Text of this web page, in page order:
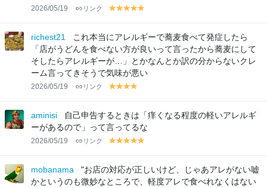
2026/05/19 リンク
y
lo
w
y
lo
w
y
lo
w
y
lo
w
lo
w
richest21
これ本当にアレルギーで蕎麦食べて発症したら
「店がうどんを食べない方が良いって言ったから蕎麦にして
そしたらアレルギーが…」とかなんとか訳の分からないクレ
ーム言ってきそうで気味が悪い
2026/05/19 リンク
y
lo
w
y
lo
y
lo
w
lo
w
aminisi
自己申告するときは「痒くなる程度の軽いアレルギ
ーがあるので」って言ってるな
2026/05/19 リンク
y
lo
w
y
lo
w
y
lo
w
y
lo
w
lo
w
mobanama
"お店の対応が正しいけど、じゃあアレがない嘘
かというのも微妙なところで、軽度アレで食べれなくはない